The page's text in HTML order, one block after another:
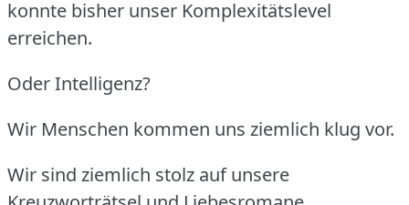
konnte bisher unser Komplexitätslevel
erreichen.
Oder Intelligenz?
Wir Menschen kommen uns ziemlich klug vor.
Wir sind ziemlich stolz auf unsere